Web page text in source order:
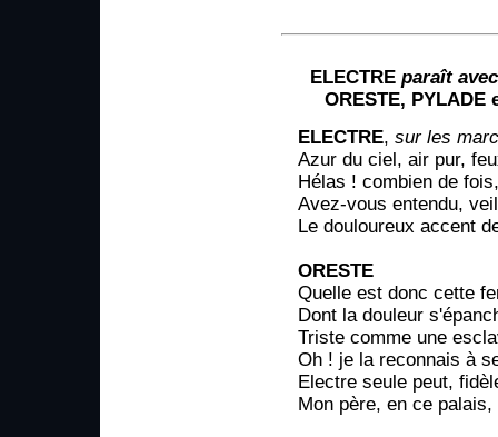
ELECTRE paraît
ORESTE,
ELECTRE, sur les
Azur du ciel, air pur,
Hélas ! combien de
Avez-vous entendu,
Le douloureux accent
ORESTE
Quelle est donc cette
Dont la douleur
Triste comme une
Oh ! je la reconnais à
Electre seule peut,
Mon père, en ce